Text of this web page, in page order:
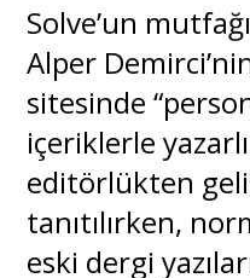
Solve’un
Alper
sitesinde
içeriklerle
editörlükten
tanıtılırken,
eski dergi